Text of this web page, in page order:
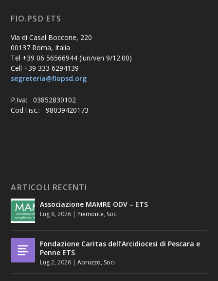
FIO.PSD ETS
Via di Casal Boccone, 220
00137 Roma, Italia
Tel +39 06 56566944 (lun/ven 9/12.00)
Cell +39 333 6294139
segreteria@fiopsd.org
P.Iva: 03852830102
Cod.Fisc.: 98039420173
ARTICOLI RECENTI
Associazione MAMRE ODV – ETS
Lug 8, 2026 | Piemonte, Soci
Fondazione Caritas dell’Arcidiocesi di Pescara e
Penne ETS
Lug 2, 2026 |Abruzzo, Soci